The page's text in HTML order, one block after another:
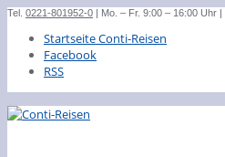
Tel. 0221-801952-0 | Mo. – Fr. 9:00 – 16:00 Uhr |
Startseite Conti-Reisen
Facebook
RSS